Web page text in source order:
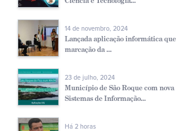
14 de novembro, 2024
Lançada aplicação informática
marcação da ...
23 de julho, 2024
Município de São Roque com
Sistemas de Informação...
Há 2 horas